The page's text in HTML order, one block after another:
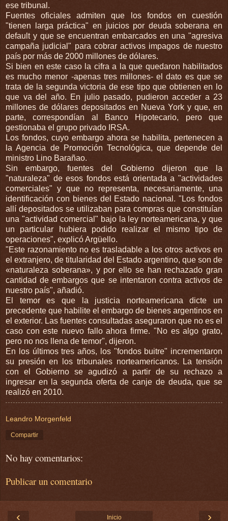
ese tribunal.
Fuentes oficiales admiten que los fondos en cuestión
"tienen larga práctica" en juicios por deuda soberana en
default y que se encuentran embarcados en una "agresiva
campaña judicial" para cobrar activos impagos de nuestro
país por más de 2000 millones de dólares.
Si bien en este caso la cifra a la que quedaron habilitados
es mucho menor -apenas tres millones- el dato es que se
trata de la segunda victoria de ese tipo que obtienen en lo
que va del año. En julio pasado, pudieron acceder a 23
millones de dólares depositados en Nueva York y que, en
parte, correspondían al Banco Hipotecario, pero que
gestionaba el grupo privado IRSA.
Los fondos, cuyo embargo ahora se habilita, pertenecen a
la Agencia de Promoción Tecnológica, que depende del
ministro Lino Barañao.
Sin embargo, fuentes del Gobierno dijeron que la
"naturaleza" de esos fondos está orientada a "actividades
comerciales" y que no representa, necesariamente, una
identificación con bienes del Estado nacional. "Los fondos
allí depositados se utilizaban para compras que constituían
una "actividad comercial" bajo la ley norteamericana, y que
un particular hubiera podido realizar el mismo tipo de
operaciones", explicó Argüello.
"Este razonamiento no es trasladable a los otros activos en
el extranjero, de titularidad del Estado argentino, que son de
«naturaleza soberana», y por ello se han rechazado gran
cantidad de embargos que se intentaron contra activos de
nuestro país", añadió.
El temor es que la justicia norteamericana dicte un
precedente que habilite el embargo de bienes argentinos en
el exterior. Las fuentes consultadas aseguraron que no es el
caso con este nuevo fallo ahora firme. "No es algo grato,
pero no nos llena de temor", dijeron.
En los últimos tres años, los "fondos buitre" incrementaron
su presión en los tribunales norteamericanos. La tensión
con el Gobierno se agudizó a partir de su rechazo a
ingresar en la segunda oferta de canje de deuda, que se
realizó en 2010.
Leandro Morgenfeld
Compartir
No hay comentarios:
Publicar un comentario
‹ ›
Inicio